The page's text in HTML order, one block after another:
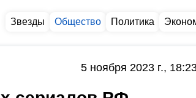
Звезды Общество Политика
5 ноября 2023 г.,